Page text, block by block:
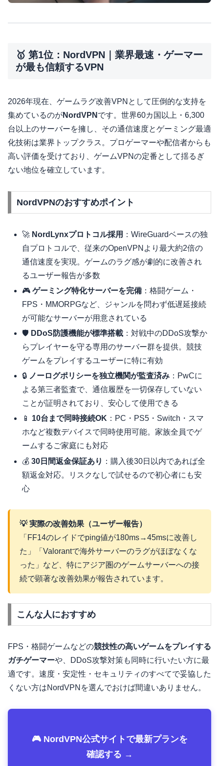
🥇 第1位：NordVPN｜業界最速・ゲーマー
が最も信頼するVPN
2026年現在、ゲームラグ改善VPNとして圧倒的な支持を
集めているのがNordVPN です。世界60カ国以上・6,300
台以上のサーバーを擁し、その通信速度とゲーミング最適
化技術は業界トップクラス。プロゲーマーや配信者からも
高い評価を受けており、ゲームVPNの定番として揺るぎ
ない地位を確立しています。
NordVPNのおすすめポイント
🚀 NordLynxプロトコル採用 ：WireGuardベースの独
自プロトコルで、従来のOpenVPNより最大約2倍の
通信速度を実現。ゲームのラグ感が劇的に改善され
るユーザー報告が多数
🎮ゲーミング特化サーバーを完備 ：格闘ゲーム・
FPS・MMORPGなど、ジャンルを問わず低遅延接続
が可能なサーバーが用意されている
🛡️ DDoS防護機能が標準搭載 ：対戦中のDDoS攻撃か
らプレイヤーを守る専用のサーバー群を提供。競技
ゲームをプレイするユーザーに特に有効
🔒 ノーログポリシーを独立機関が監査済み ：PwCに
よる第三者監査で、通信履歴を一切保存していない
ことが証明されており、安心して使用できる
📱 10台まで同時接続OK ：PC・PS5・Switch・スマ
ホなど複数デバイスで同時使用可能。家族全員でゲ
ームするご家庭にも対応
💰30日間返金保証あり ：購入後30日以内であれば全
額返金対応。リスクなしで試せるので初心者にも安
心
💡 実際の改善効果（ユーザー報告）
「FF14のレイドでping値が180ms→45msに改善し
た」「Valorantで海外サーバーのラグがほぼなくな
った」など、特にアジア圏のゲームサーバーへの接
続で顕著な改善効果が報告されています。
こんな人におすすめ
FPS・格闘ゲームなどの競技性の高いゲームをプレイする
ガチゲーマーや、DDoS攻撃対策も同時に行いたい方に最
適です。速度・安定性・セキュリティのすべてで妥協した
くない方はNordVPNを選んでおけば間違いありません。
🎮 NordVPN公式サイトで最新プランを
確認する →